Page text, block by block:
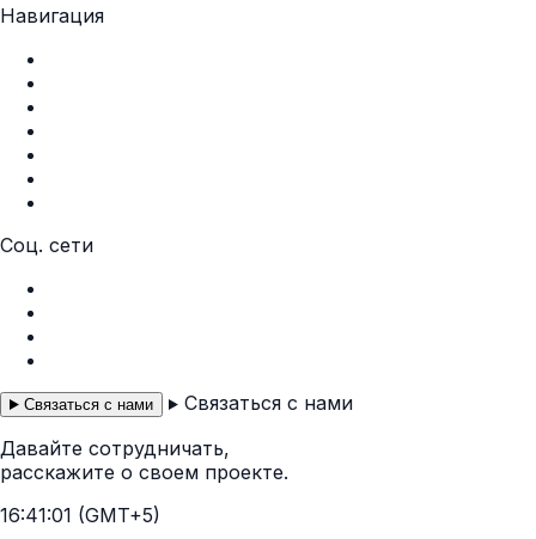
Навигация
Соц. сети
Связаться с нами
Связаться с нами
Давайте сотрудничать,
расскажите о своем проекте.
16:41:02 (GMT+5)